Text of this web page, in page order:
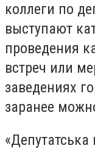
коллеги по
выступают
проведения
встреч или
заведениях
заранее
«Депутатська